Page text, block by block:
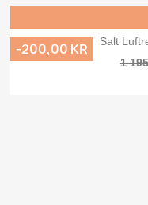
Salt
1
-200,00 KR